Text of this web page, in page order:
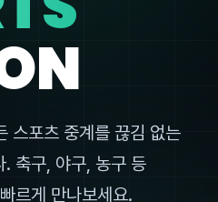
스포츠 중계를 끊김 없는
. 축구, 야구, 농구 등
르게 만나보세요.